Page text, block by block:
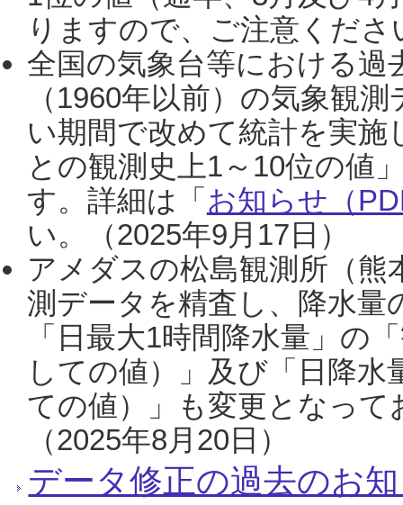
りますので、ご注意くだ
全国の気象台等における過
（1960年以前）の気象観
い期間で改めて統計を実
との観測史上1～10位の値
す。詳細は「 お知らせ（
い。（2025年9月17日）
アメダスの松島観測所（熊
測データを精査し、降水
「日最大1時間降水量」の
しての値）」及び「日降
ての値）」も変更となっ
（2025年8月20日）
データ修正の過去のお